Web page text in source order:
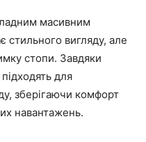
масивним
стильного вигляду, але
стопи. Завдяки
для
зберігаючи комфорт
навантажень.